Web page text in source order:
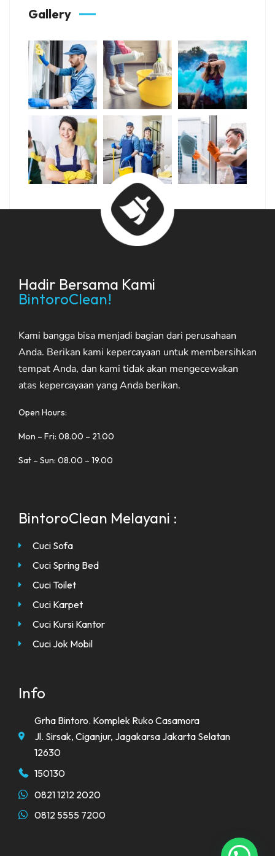
Gallery
Hadir Bersama Kami
BintoroClean!
Kami bangga bisa menjadi bagian dari perusahaan
Anda. Berikan kami kepercayaan untuk membersihkan
tempat Anda, dan kami tidak akan mengecewakan
atas kepercayaan yang Anda berikan.
Open Hours:
Mon – Fri: 08.00 – 21.00
Sat – Sun: 08.00 – 19.00
BintoroClean Melayani :
Cuci Sofa
Cuci Spring Bed
Cuci Toilet
Cuci Karpet
Cuci Kursi Kantor
Cuci Jok Mobil
Info
Grha Bintoro. Komplek Ruko Casamora
Jl. Sirsak, Ciganjur, Jagakarsa Jakarta Selatan
12630
150130
0821 1212 2020
0812 5555 7200